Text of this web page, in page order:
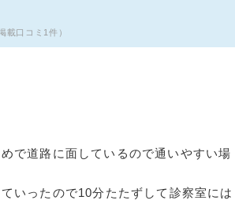
載口コミ1件）
で道路に面しているので通いやすい場
いったので10分たたずして診察室には